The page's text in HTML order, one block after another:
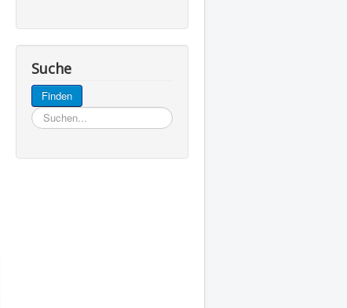
Suche
Finden